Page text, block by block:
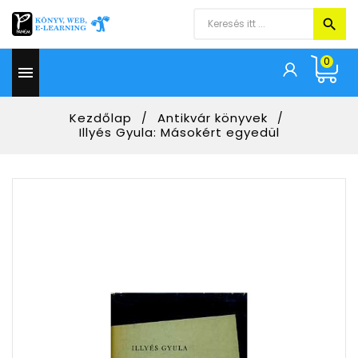

0
Kezdőlap
Antikvár könyvek
Illyés Gyula: Másokért egyedül